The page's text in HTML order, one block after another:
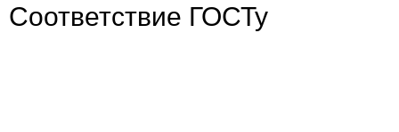
Соответствие ГОСТу